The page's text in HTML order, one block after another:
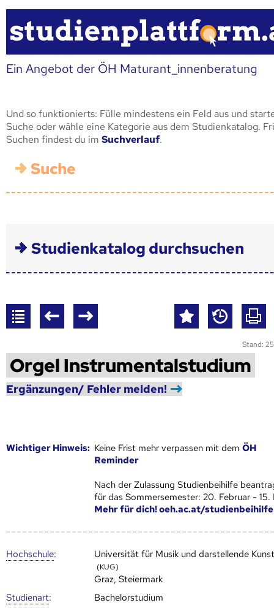
Ein Angebot der ÖH Maturant_innenberatung
Und so funktionierts: Fülle mindestens ein Feld aus und
Suche oder wähle eine Kategorie aus dem Studienkatalog.
Suchen findest du im Suchverlauf.
Suche
Studienkatalog durchsuchen
Stand:
Orgel Instrumentalstudium
Ergänzungen/ Fehler melden!
Wich­ti­ger Hin­weis: Keine Frist mehr verpassen mit demÖH
Reminder
Nach der Zulassung Studienbeihilfe
für das Sommersemester: 20. Februar - 15.
Mehr für dich! oeh.ac.at/studienbeihilfe
Hoch­schule: Universität für Musik und darstellende
(KUG)
Graz, Steiermark
Studienart:
Bachelorstudium